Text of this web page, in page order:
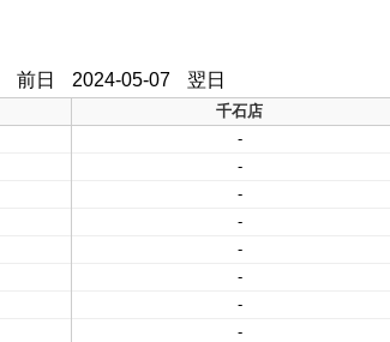
前日 2024-05-07 翌日
千石店
-
-
-
-
-
-
-
-